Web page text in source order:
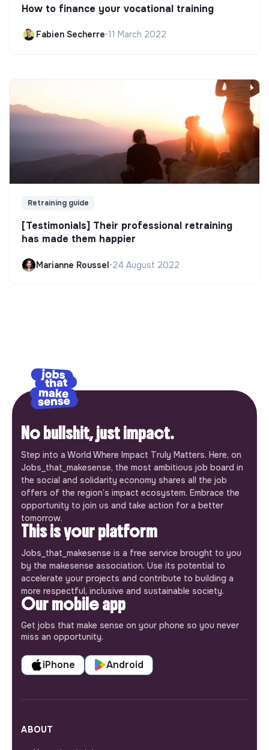
How to finance your vocational training
Fabien Secherre•11 March 2022
Retraining guide
[Testimonials] Their professional retraining
has made them happier
Marianne Roussel•24 August 2022
No bullshit, just impact.
Step into a World Where Impact Truly Matters. Here, on
Jobs_that_makesense, the most ambitious job board in
the social and solidarity economy shares all the job
offers of the region’s impact ecosystem. Embrace the
opportunity to join us and take action for a better
tomorrow.
This is your platform
Jobs_that_makesense is a free service brought to you
by the makesense association. Use its potential to
accelerate your projects and contribute to building a
more respectful, inclusive and sustainable society.
Our mobile app
Get jobs that make sense on your phone so you never
miss an opportunity.
iPhone Android
ABOUT